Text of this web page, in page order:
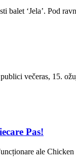
‘Jela’. Pod
večeras, 15.
Pas!
ale